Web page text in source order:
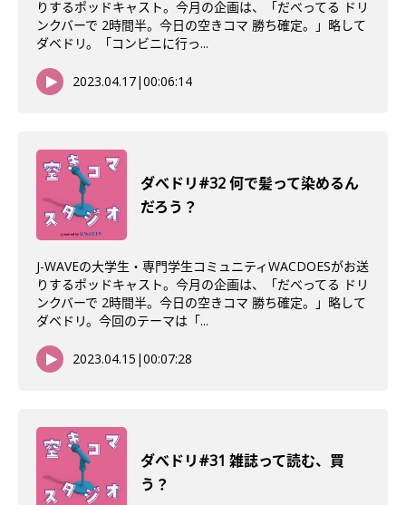
りするポッドキャスト。今月の企画は、「だべってる ドリ
ンクバーで 2時間半。今日の空きコマ 勝ち確定。」略して
ダベドリ。「コンビニに行っ...
2023.04.17|00:06:14
ダべドリ#32 何で髪って染めるん
だろう？
J-WAVEの大学生・専門学生コミュニティWACDOESがお送
りするポッドキャスト。今月の企画は、「だべってる ドリ
ンクバーで 2時間半。今日の空きコマ 勝ち確定。」略して
ダベドリ。今回のテーマは「...
2023.04.15 |00:07:28
ダべドリ#31 雑誌って読む、買
う？